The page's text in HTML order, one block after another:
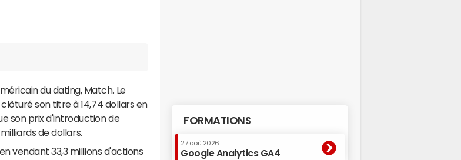
du dating, Match. Le
son titre à 14,74 dollars en
son prix d'introduction de
milliards de dollars.
vendant 33,3 millions d'actions
FORMATIONS
27 aoû 2026
Google Analytics GA4